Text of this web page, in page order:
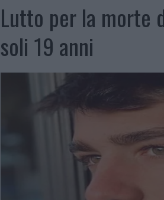
Lutto per la morte
soli 19 anni